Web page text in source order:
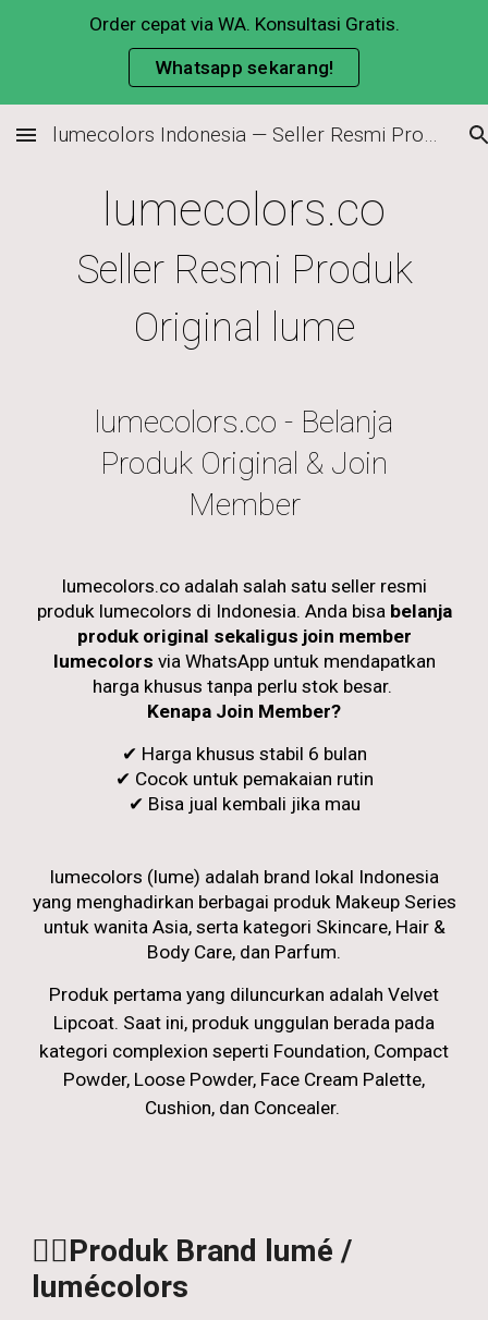
Skip to main content
Order cepat via WA. Konsultasi Gratis.
Whatsapp sekarang!
lumecolors Indonesia — Seller Resmi Produk Original & Cara Join Member
lumecolors.co
Seller Resmi Produk
Original lume
lumecolors.co - Belanja
Produk Original & Join
Member
lumecolors.co adalah salah satu seller resmi
produk lumecolors di Indonesia. Anda bisa belanja
produk original sekaligus join member
lumecolors via WhatsApp untuk mendapatkan
harga khusus tanpa perlu stok besar.
Kenapa Join Member?
✔ Harga khusus stabil 6 bulan
✔ Cocok untuk pemakaian rutin
✔ Bisa jual kembali jika mau
lumecolors (lume) adalah brand lokal Indonesia
yang menghadirkan berbagai produk Makeup Series
untuk wanita Asia, serta kategori Skincare, Hair &
Body Care, dan Parfum.
Produk pertama yang diluncurkan adalah Velvet
Lipcoat. Saat ini, produk unggulan berada pada
kategori complexion seperti Foundation, Compact
Powder, Loose Powder, Face Cream Palette,
Cushion, dan Concealer.
👇🏼Produk Brand lumé /
lumécolors